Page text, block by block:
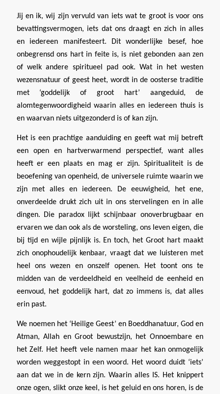
Jij en ik, wij zijn vervuld van iets wat te groot is voor ons
bevattingsvermogen, iets dat ons draagt en zich in alles
en iedereen manifesteert. Dit wonderlijke besef, hoe
onbegrensd ons hart in feite is, is niet gebonden aan zen
of welk andere spiritueel pad ook. Wat in het westen
wezensnatuur of geest heet, wordt in de oosterse traditie
met ‘goddelijk of groot hart’ aangeduid, de
alomtegenwoordigheid waarin alles en iedereen thuis is
en waarvan niets uitgezonderd is of kan zijn.
Het is een prachtige aanduiding en geeft wat mij betreft
een open en hartverwarmend perspectief, want alles
heeft er een plaats en mag er zijn. Spiritualiteit is de
beoefening van openheid, de universele ruimte waarin we
zijn met alles en iedereen. De eeuwigheid, het ene,
onverdeelde drukt zich uit in ons stervelingen en in alle
dingen. Die paradox lijkt schijnbaar onoverbrugbaar en
ervaren we dan ook als de worsteling, ons leven eigen, die
bij tijd en wijle pijnlijk is. En toch, het Groot hart maakt
zich onophoudelijk kenbaar, vraagt dat we luisteren met
heel ons wezen en onszelf openen. Het toont ons te
midden van de verdeeldheid en veelheid de eenheid en
eenvoud, het goddelijk hart, dat zo immens is, dat alles
erin past.
We noemen het ‘Heilige Geest’ en Boeddhanatuur, God en
Atman, Allah en Groot bewustzijn, het Onnoembare en
het Zelf. Het heeft vele namen maar het kan onmogelijk
worden weggestopt in een woord. Het woord duidt ‘iets’
aan dat we in de kern zijn. Waarin alles IS. Het knippert
onze ogen, slikt onze keel, is het geluid en ons horen, is de